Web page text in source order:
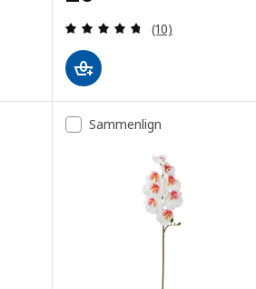
ud af 5 Stjerner. Anmeldelser i alt:
Anmeld: 4.7 ud
(10)
Sammenlign